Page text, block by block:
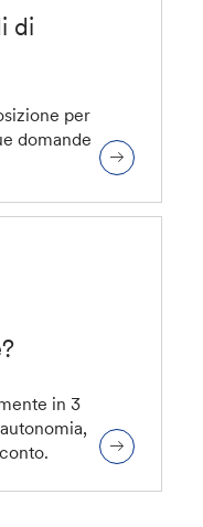
di
per
domande
in 3